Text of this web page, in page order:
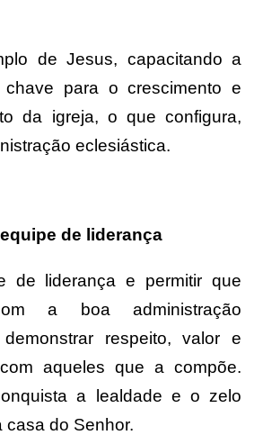
de Jesus, capacitando a
chave para o crescimento e
da igreja, o que configura,
eclesiástica.
de liderança
de liderança e permitir que
a boa administração
respeito, valor e
aqueles que a compõe.
a lealdade e o zelo
casa do Senhor.